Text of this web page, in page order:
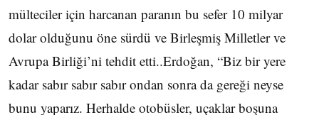
mülteciler için harcanan paranın bu sefer 10 milyar
dolar olduğunu öne sürdü ve Birleşmiş Milletler ve
Avrupa Birliği’ni tehdit etti..Erdoğan, “Biz bir yere
kadar sabır sabır sabır ondan sonra da gereği neyse
bunu yaparız. Herhalde otobüsler, uçaklar boşuna